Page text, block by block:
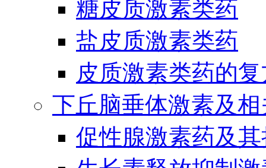
糖皮质激素类药
盐皮质激素类药
皮质激素类药的
下丘脑垂体激素及
促性腺激素药及